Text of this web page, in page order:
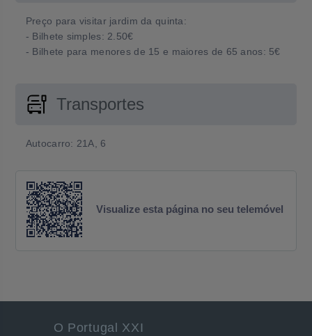
Preço para visitar jardim da quinta:
- Bilhete simples: 2.50€
- Bilhete para menores de 15 e maiores de 65 anos: 5€
Transportes
Autocarro: 21A, 6
Visualize esta página no seu telemóvel
O Portugal XXI